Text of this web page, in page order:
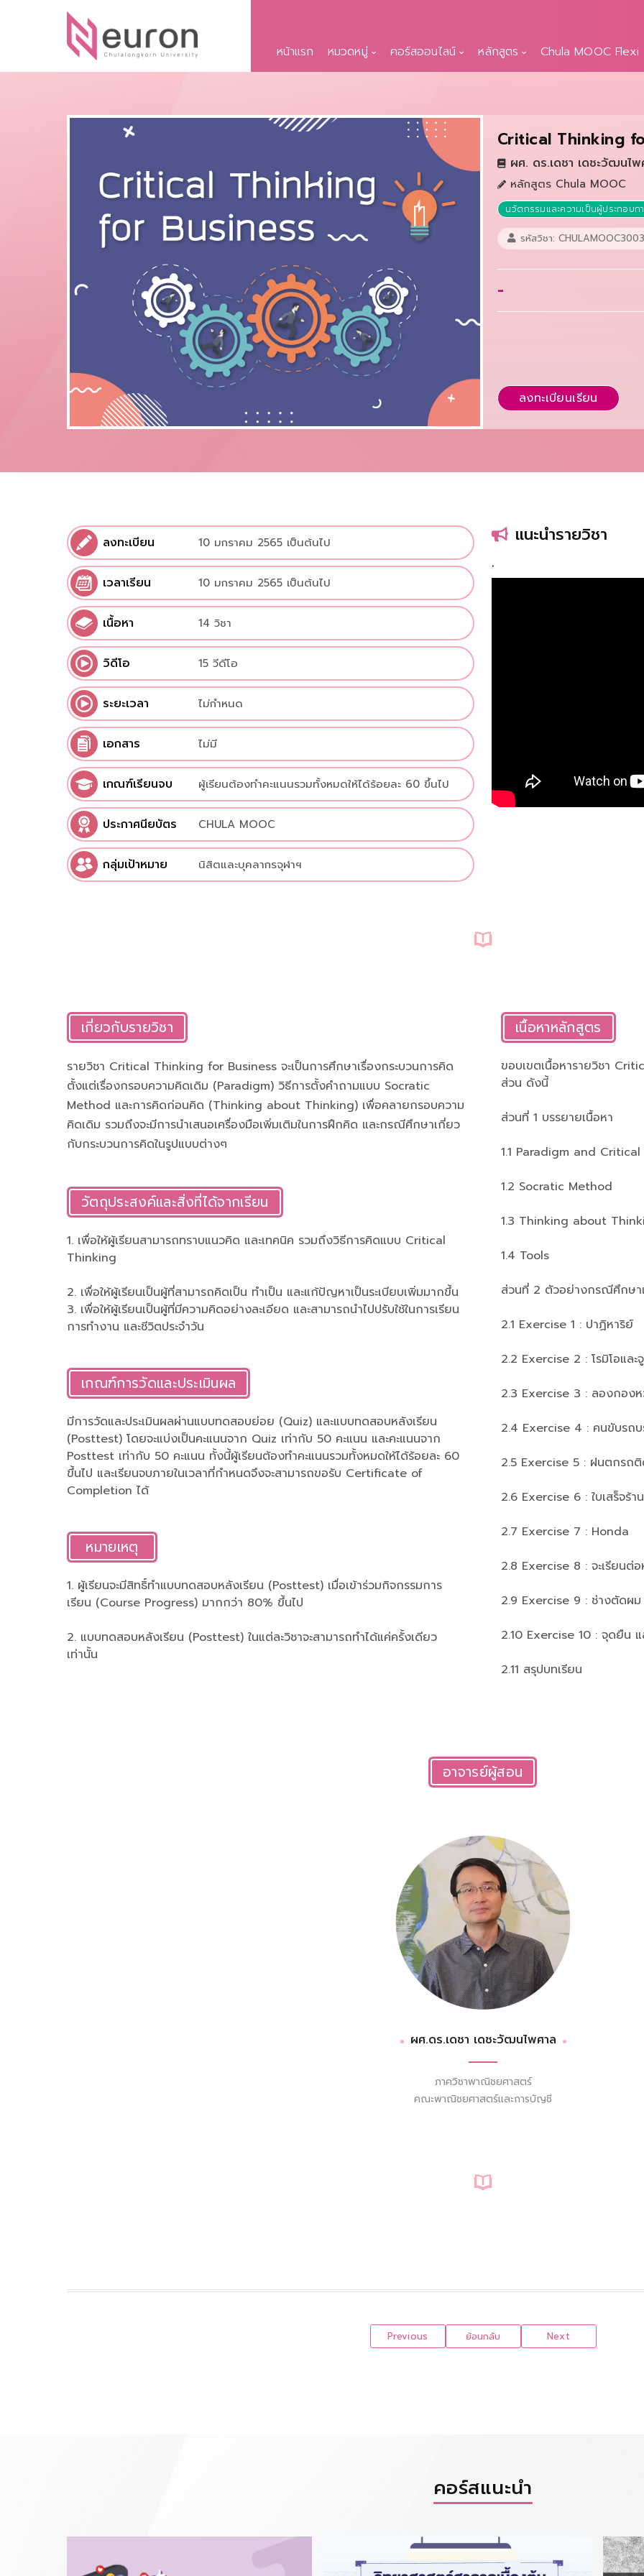
หน้าแรก หมวดหมู่ คอร์สออนไลน์ หลักสูตร Chula MOOC Flexi
Critical Thinking
ผศ. ดร.เดชา เดชะวัฒนไพ
หลักสูตร Chula MOOC
นวัตกรรมและความเป็นผู้ประกอบก
รหัสวิชา:
-
ลงทะเบียนเรียน
ลงทะเบียน 10 มกราคม 2565 เป็นต้นไป
เวลาเรียน 10 มกราคม 2565 เป็นต้นไป
เนื้อหา 14 วิชา
วิดีโอ 15 วีดีโอ
ระยะเวลา ไม่กำหนด
เอกสาร ไม่มี
เกณฑ์เรียนจบ ผู้เรียนต้องทำคะแนนรวมทั้งหมดให้ได้ร้อยละ 60 ขึ้นไป
ประกาศนียบัตร CHULA MOOC
กลุ่มเป้าหมาย นิสิตและบุคลากรจุฬาฯ
แนะนำรายวิชา
'
เกี่ยวกับรายวิชา
รายวิชา Critical Thinking for Business จะเป็นการศึกษาเรื่องกระบวนการคิด
ตั้งแต่เรื่องกรอบความคิดเดิม (Paradigm) วิธีการตั้งคำถามแบบ Socratic
Method และการคิดก่อนคิด (Thinking about Thinking) เพื่อคลายกรอบความ
คิดเดิม รวมถึงจะมีการนำเสนอเครื่องมือเพิ่มเติมในการฝึกคิด และกรณีศึกษาเกี่ยว
กับกระบวนการคิดในรูปแบบต่างๆ
วัตถุประสงค์และสิ่งที่ได้จากเรียน
1. เพื่อให้ผู้เรียนสามารถทราบแนวคิด และเทคนิค รวมถึงวิธีการคิดแบบ Critical
Thinking
2. เพื่อให้ผู้เรียนเป็นผู้ที่สามารถคิดเป็น ทำเป็น และแก้ปัญหาเป็นระเบียบเพิ่มมากขึ้น
3. เพื่อให้ผู้เรียนเป็นผู้ที่มีความคิดอย่างละเอียด และสามารถนำไปปรับใช้ในการเรียน
การทำงาน และชีวิตประจำวัน
เกณฑ์การวัดและประเมินผล
มีการวัดและประเมินผลผ่านแบบทดสอบย่อย (Quiz) และแบบทดสอบหลังเรียน
(Posttest) โดยจะแบ่งเป็นคะแนนจาก Quiz เท่ากับ 50 คะแนน และคะแนนจาก
Posttest เท่ากับ 50 คะแนน ทั้งนี้ผู้เรียนต้องทำคะแนนรวมทั้งหมดให้ได้ร้อยละ 60
ขึ้นไป และเรียนจบภายในเวลาที่กำหนดจึงจะสามารถขอรับ Certificate of
Completion ได้
หมายเหตุ
1. ผู้เรียนจะมีสิทธิ์ทำแบบทดสอบหลังเรียน (Posttest) เมื่อเข้าร่วมกิจกรรมการ
เรียน (Course Progress) มากกว่า 80% ขึ้นไป
2. แบบทดสอบหลังเรียน (Posttest) ในแต่ละวิชาจะสามารถทำได้แค่ครั้งเดียว
เท่านั้น
เนื้อหาหลักสูตร
ขอบเขตเนื้อหารายวิชา
ส่วน ดังนี้
ส่วนที่ 1 บรรยายเนื้อหา
1.1 Paradigm and
1.2 Socratic Method
1.3 Thinking about
1.4 Tools
ส่วนที่ 2 ตัวอย่างกรณีศึกษา
2.1 Exercise 1 : ปาฏิหาริย์
2.2 Exercise 2 : โรมิโอและ
2.3 Exercise 3 : ลองกองห
2.4 Exercise 4 : คนขับรถ
2.5 Exercise 5 : ฝนตกรถ
2.6 Exercise 6 : ใบเสร็จร้า
2.7 Exercise 7 : Honda
2.8 Exercise 8 : จะเรียนต่
2.9 Exercise 9 : ช่างตัดผม
2.10 Exercise 10 : จุดยืน แ
2.11 สรุปบทเรียน
อาจารย์ผู้สอน
ผศ.ดร.เดชา เดชะวัฒนไพศาล
ภาควิชาพาณิชยศาสตร์
คณะพาณิชยศาสตร์และการบัญชี
Previous ย้อนกลับ Next
คอร์สแนะนำ